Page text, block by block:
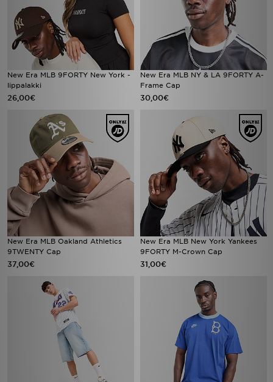
New Era MLB 9FORTY New York -
lippalakki
26,00€
New Era MLB NY & LA 9FORTY A-
Frame Cap
30,00€
New Era MLB Oakland Athletics
9TWENTY Cap
37,00€
New Era MLB New York Yankees
9FORTY M-Crown Cap
31,00€